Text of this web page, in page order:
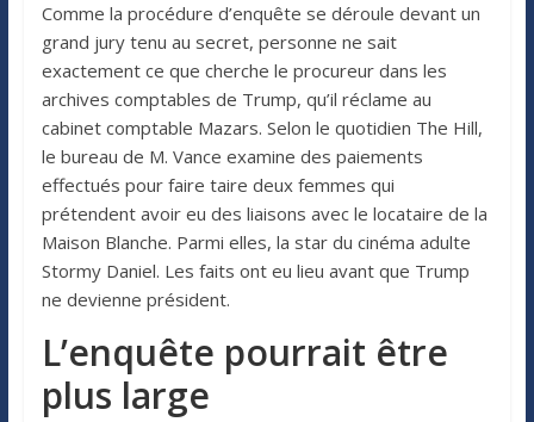
Comme la procédure d’enquête se déroule devant un
grand jury tenu au secret, personne ne sait
exactement ce que cherche le procureur dans les
archives comptables de Trump, qu’il réclame au
cabinet comptable Mazars. Selon le quotidien The Hill,
le bureau de M. Vance examine des paiements
effectués pour faire taire deux femmes qui
prétendent avoir eu des liaisons avec le locataire de la
Maison Blanche. Parmi elles, la star du cinéma adulte
Stormy Daniel. Les faits ont eu lieu avant que Trump
ne devienne président.
L’enquête pourrait être
plus large